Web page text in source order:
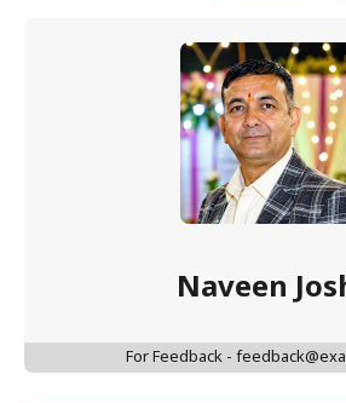
Naveen
For Feedback -